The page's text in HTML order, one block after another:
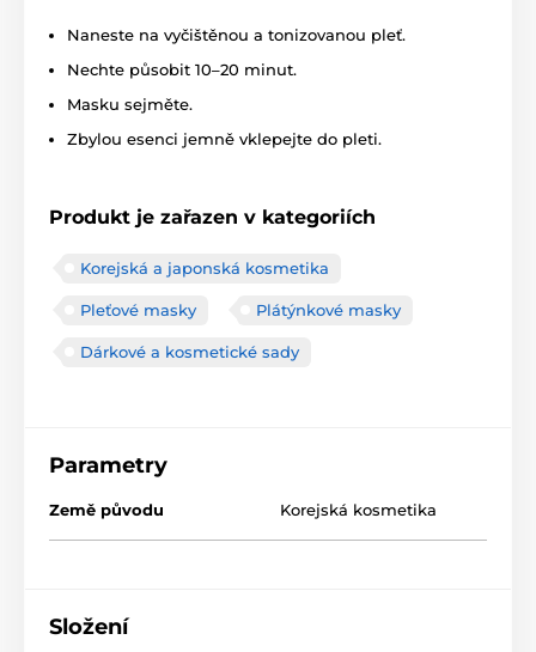
Naneste na vyčištěnou a tonizovanou pleť.
Nechte působit 10–20 minut.
Masku sejměte.
Zbylou esenci jemně vklepejte do pleti.
Produkt je zařazen v kategoriích
Korejská a japonská kosmetika
Pleťové masky Plátýnkové masky
Dárkové a kosmetické sady
Parametry
Země původu Korejská kosmetika
Složení